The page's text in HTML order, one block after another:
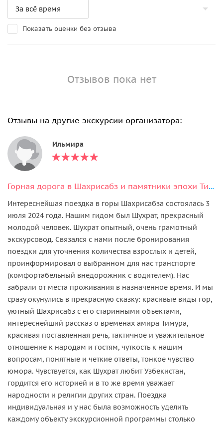
Показать оценки без отзыва
Отзывов пока нет
Отзывы на другие экскурсии организатора:
Ильмира
Горная дорога в Шахрисабз и памятники эпохи Тимуридов
Интереснейшая поездка в горы Шахрисабза состоялась 3
июля 2024 года. Нашим гидом был Шухрат, прекрасный
молодой человек. Шухрат опытный, очень грамотный
экскурсовод. Связался с нами после бронирования
поездки для уточнения количества взрослых и детей,
проинформировал о выбранном для нас транспорте
(комфортабельный внедорожник с водителем). Нас
забрали от места проживания в назначенное время. И мы
сразу окунулись в прекрасную сказку: красивые виды гор,
уютный Шахрисабз с его старинными объектами,
интереснейший рассказ о временах амира Тимура,
красивая поставленная речь, тактичное и уважительное
отношение к народам и гостям, чуткость к нашим
вопросам, понятные и четкие ответы, тонкое чувство
юмора. Чувствуется, как Шухрат любит Узбекистан,
гордится его историей и в то же время уважает
народности и религии других стран. Поездка
индивидуальная и у нас была возможность уделить
каждому объекту экскурсионной программы столько